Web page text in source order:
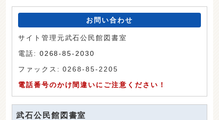
お問い合わせ
サイト管理元武石公民館図書室
電話: 0268-85-2030
ファックス: 0268-85-2205
電話番号のかけ間違いにご注意ください！
武石公民館図書室